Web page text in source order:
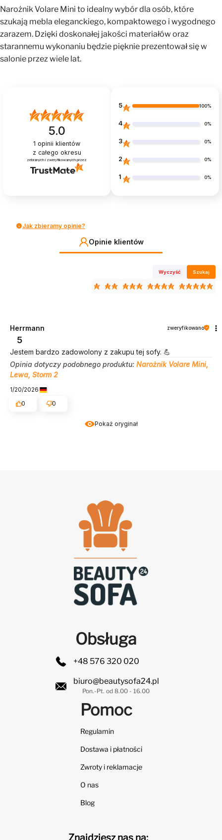
Narożnik Volare Mini to idealny wybór dla osób, które
szukają mebla eleganckiego, kompaktowego i wygodnego
zarazem. Dzięki doskonałej jakości materiałów oraz
starannemu wykonaniu będzie pięknie prezentował się w
salonie przez wiele lat.
5.0
1 opinii klientów
z całego okresu
zebranych i zweryfikowanych przez
5 100%
4 0%
3 0%
2 0%
1 0%
Jak zbieramy opinie?
Opinie klientów
Wyczyść Szukaj
Pokaż oryginał
Herrmann zweryfikowano
5
Jestem bardzo zadowolony z zakupu tej sofy. 💪
Opinia dotyczy podobnego produktu: Narożnik Volare Mini,
Lewa, Storm 2
1/20/2026
0
0
Obsługa
+48 576 320 020
biuro@beautysofa24.pl
Pon.-Pt. od 8.00 - 16.00
Pomoc
Regulamin
Dostawa i płatności
Zwroty i reklamacje
O nas
Blog